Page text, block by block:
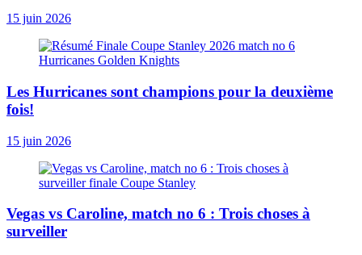
15 juin 2026
Les Hurricanes sont champions pour la deuxième
fois!
15 juin 2026
Vegas vs Caroline, match no 6 : Trois choses à
surveiller